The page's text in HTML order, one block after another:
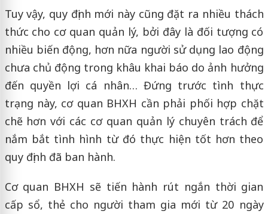
Tuy vậy, quy định mới này cũng đặt ra nhiều thách
thức cho cơ quan quản lý, bởi đây là đối tượng có
nhiều biến động, hơn nữa người sử dụng lao động
chưa chủ động trong khâu khai báo do ảnh hưởng
đến quyền lợi cá nhân… Đứng trước tình thực
trạng này, cơ quan BHXH cần phải phối hợp chặt
chẽ hơn với các cơ quan quản lý chuyên trách để
nắm bắt tình hình từ đó thực hiện tốt hơn theo
quy định đã ban hành.
Cơ quan BHXH sẽ tiến hành rút ngắn thời gian
cấp sổ, thẻ cho người tham gia mới từ 20 ngày